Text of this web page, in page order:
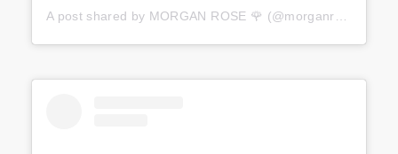
A post shared by MORGAN ROSE 🌹 (@morganrosemoroney) on